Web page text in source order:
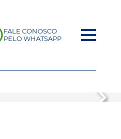
FALE CONOSCO
PELO WHATSAPP